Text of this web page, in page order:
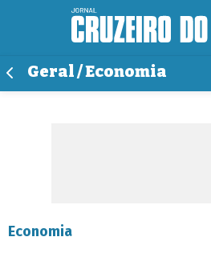
Geral / Economia
Economia